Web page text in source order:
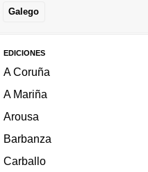
Galego
EDICIONES
A Coruña
A Mariña
Arousa
Barbanza
Carballo